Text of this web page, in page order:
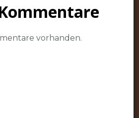
vorhanden.